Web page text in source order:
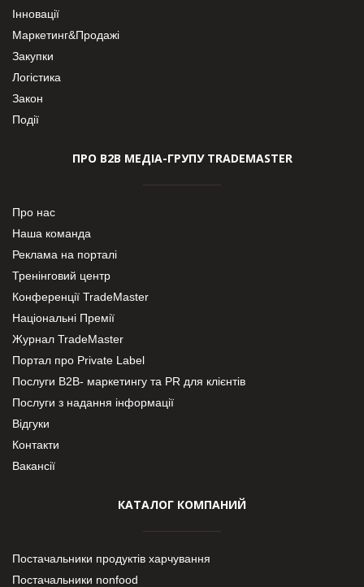
Інновації
Маркетинг&Продажі
Закупки
Логістика
Закон
Події
ПРО В2В МЕДІА-ГРУПУ TRADEMASTER
Про нас
Наша команда
Реклама на порталі
Тренінговий центр
Конференції TradeMaster
Національні Премії
Журнал TradeMaster
Портал про Private Label
Послуги В2В- маркетингу та PR для клієнтів
Послуги з надання інформації
Відгуки
Контакти
Вакансії
КАТАЛОГ КОМПАНИЙ
Постачальники продуктів харчування
Постачальники nonfood